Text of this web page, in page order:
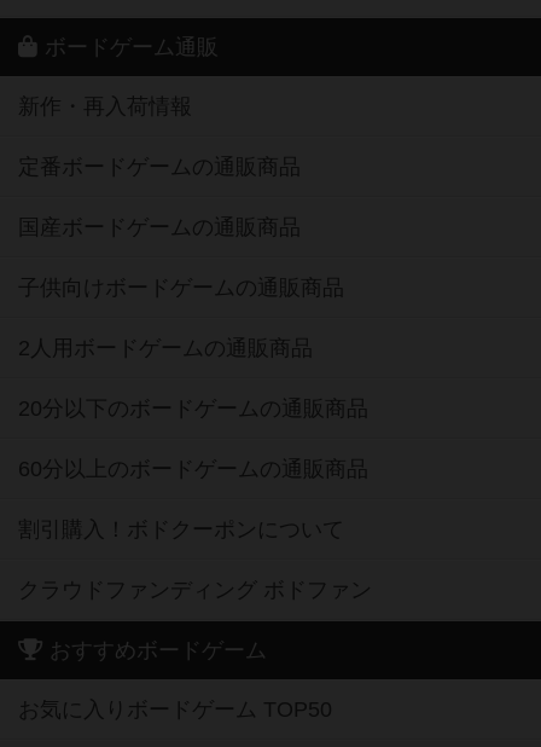
ボードゲーム通販
新作・再入荷情報
定番ボードゲームの通販商品
国産ボードゲームの通販商品
子供向けボードゲームの通販商品
2人用ボードゲームの通販商品
20分以下のボードゲームの通販商品
60分以上のボードゲームの通販商品
割引購入！ボドクーポンについて
クラウドファンディング ボドファン
おすすめボードゲーム
お気に入りボードゲーム TOP50